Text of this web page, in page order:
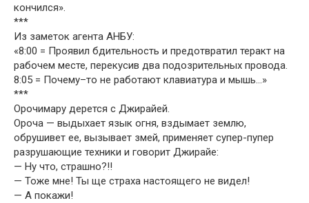
кончился».
***
Из заметок агента АНБУ:
«8:00 = Проявил бдительность и предотвратил теракт на
рабочем месте, перекусив два подозрительных провода.
8:05 = Почему–то не работают клавиатура и мышь…»
***
Орочимару дерется с Джирайей.
Ороча — выдыхает язык огня, вздымает землю,
обрушивет ее, вызывает змей, применяет супер-пупер
разрушающие техники и говорит Джирайе:
— Ну что, страшно?!!
— Тоже мне! Ты ще страха настоящего не видел!
— А покажи!